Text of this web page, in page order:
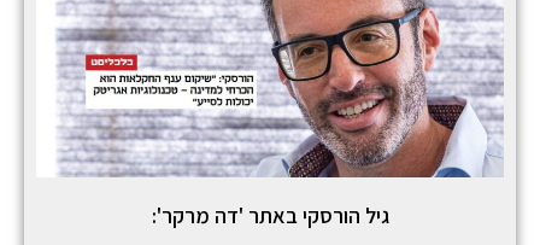
גיל הורסקי באתר 'דה מרקר':